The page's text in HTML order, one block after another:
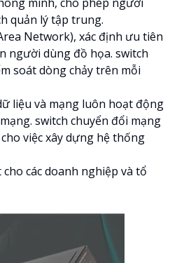
quản lý tập trung.
Network), xác định ưu tiên
người dùng đồ họa. switch
soát dòng chảy trên mỗi
liệu và mạng luôn hoạt động
switch chuyển đổi mạng
việc xây dựng hệ thống
các doanh nghiệp và tổ